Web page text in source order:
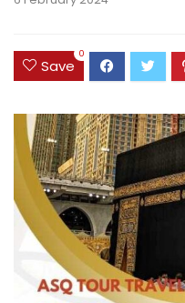
Save
0